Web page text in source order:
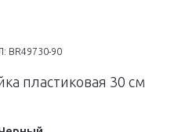
BR49730-90
пластиковая 30 см